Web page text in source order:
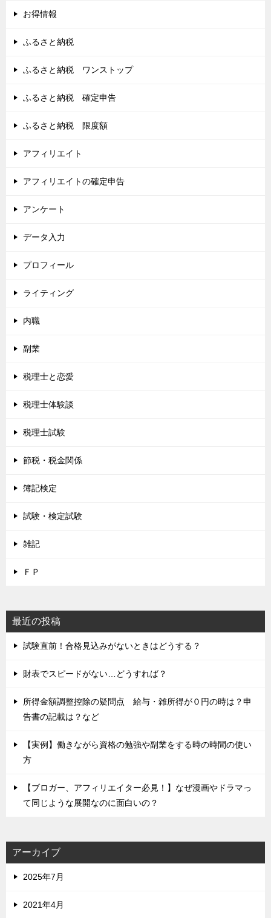
お得情報
ふるさと納税
ふるさと納税 ワンストップ
ふるさと納税 確定申告
ふるさと納税 限度額
アフィリエイト
アフィリエイトの確定申告
アンケート
データ入力
プロフィール
ライティング
内職
副業
税理士と恋愛
税理士体験談
税理士試験
節税・税金関係
簿記検定
試験・検定試験
雑記
ＦＰ
最近の投稿
試験直前！合格見込みがないときはどうする？
財表でスピードがない…どうすれば？
所得金額調整控除の疑問点 給与・雑所得が０円の時は？申
告書の記載は？など
【実例】働きながら資格の勉強や副業をする時の時間の使い
方
【ブロガー、アフィリエイター必見！】なぜ漫画やドラマっ
て同じような展開なのに面白いの？
アーカイブ
2025年7月
2021年4月